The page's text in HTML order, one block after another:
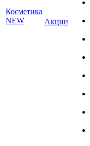
Косметика
NEW
Акции